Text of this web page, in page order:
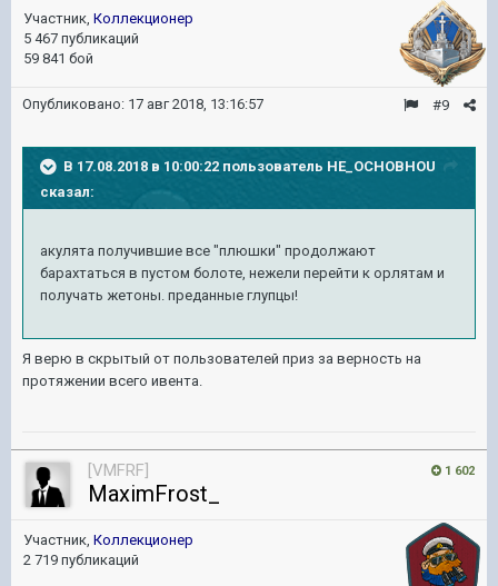
Участник, Коллекционер
5 467 публикаций
59 841 бой
#9
Опубликовано: 17 авг 2018, 13:16:57
В 17.08.2018 в 10:00:22 пользователь HE_OCHOBHOU
сказал:
акулята получившие все "плюшки" продолжают
барахтаться в пустом болоте, нежели перейти к орлятам и
получать жетоны. преданные глупцы!
Я верю в скрытый от пользователей приз за верность на
протяжении всего ивента.
1 602
[VMFRF]
MaximFrost_
Участник, Коллекционер
2 719 публикаций